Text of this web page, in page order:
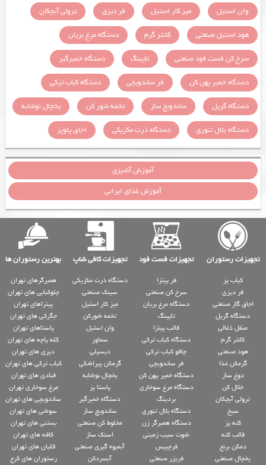
وان استیل
میز کار استیل فر دیزی
ترولی آبچکان
هود استیل صنعتی
کانتر گرم
دستگاه مرغ بریان
سرخ کن فست فود صنعتی
تاپینگ
دستگاه خمیرگیر
دستگاه خمیر پهن کن
فر ساندویچی
دستگاه کباب ترکی
دستگاه گریل
ساندویچ ساز تخمه شور کن
یخچال نوشابه
دستگاه بلال تنوری
دستگاه ذرت مکزیکی اجاق پلوپز
آموزش آشپزی
آموزش غذای ایرانی
تجهیزات رستوران تجهیزات فست فود تجهیزات کافی شاپ بهترین رستوران ها
کباب پز
فر دیزی
اجاق گاز صنعتی
دستگاه گریل
منقل ذغالی
کانتر گرم
هود صنعتی
گرمکن غذا
دوغ ساز
خلال کن
ترولی آبچکان
سیخ
کته پز
قالب کته
دمکن برنج
یخچال صنعتی
فر پیتزا
سرخ کن صنعتی
دستگاه مرغ بریان
تاپینگ
قالب پیتزا
دستگاه کباب ترکی
چاقو کباب ترکی
فر ساندویچی
دستگاه خمیر پهن کن
دستگاه مرغ سوخاری
بردینگ
دستگاه بلال تنوری
دستگاه همبرگر زن
شوت سیب زمینی
فرچیپس
فریزر صنعتی
دستگاه ذرت مکزیکی
سینک صنعتی
میز کار استیل
تخمه شورکن
وان استیل
سماور
دیسپلی
گرمکن پیراشکی
یخچال نوشابه
پاستا پز
دستگاه خمیرگیر
ساندویچ ساز
مخلوط کن صنعتی
اسنک ساز
آبمیوه گیری صنعتی
آبسردکن
همبرگرهای تهران
چلوکبابی های تهران
پیتزاهای تهران
جگرکی های تهران
پاستاهای تهران
کله پاچه های تهران
دیزی های تهران
کباب ترکی های تهران
قنادی های تهران
مرغ سوخاری تهران
ساندویچی های تهران
سوشی های تهران
بستنی های تهران
کافه های تهران
قلیان های تهران
رستوران های کرج